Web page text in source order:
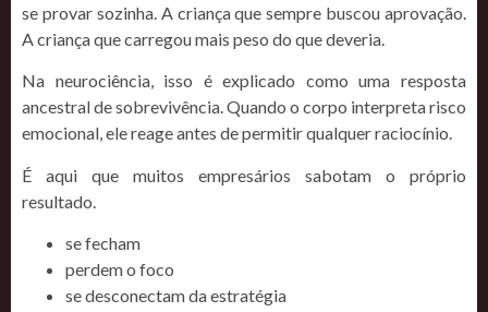
se provar sozinha. A criança que sempre buscou aprovação.
A criança que carregou mais peso do que deveria.
Na neurociência, isso é explicado como uma resposta
ancestral de sobrevivência. Quando o corpo interpreta risco
emocional, ele reage antes de permitir qualquer raciocínio.
É aqui que muitos empresários sabotam o próprio
resultado.
se fecham
perdem o foco
se desconectam da estratégia